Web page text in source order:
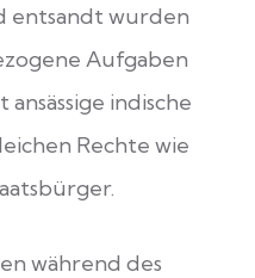
entsandt wurden
Aufgaben
indische
Rechte wie
während des